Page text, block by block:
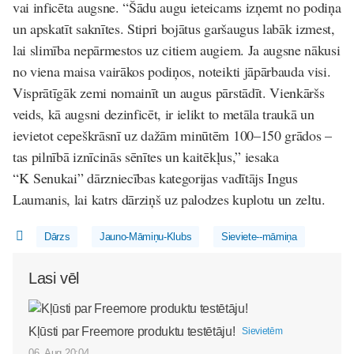
vai inficēta augsne. “Šādu augu ieteicams izņemt no podiņa
un apskatīt saknītes. Stipri bojātus garšaugus labāk izmest,
lai slimība nepārmestos uz citiem augiem. Ja augsne nākusi
no viena maisa vairākos podiņos, noteikti jāpārbauda visi.
Visprātīgāk zemi nomainīt un augus pārstādīt. Vienkāršs
veids, kā augsni dezinficēt, ir ielikt to metāla traukā un
ievietot cepeškrāsnī uz dažām minūtēm 100–150 grādos –
tas pilnībā iznīcinās sēnītes un kaitēkļus,” iesaka
“K Senukai” dārzniecības kategorijas vadītājs Ingus
Laumanis, lai katrs dārziņš uz palodzes kuplotu un zeltu.
Dārzs Jauno-Māmiņu-Klubs Sieviete--māmiņa
Lasi vēl
Kļūsti par Freemore produktu testētāju! Sievietēm